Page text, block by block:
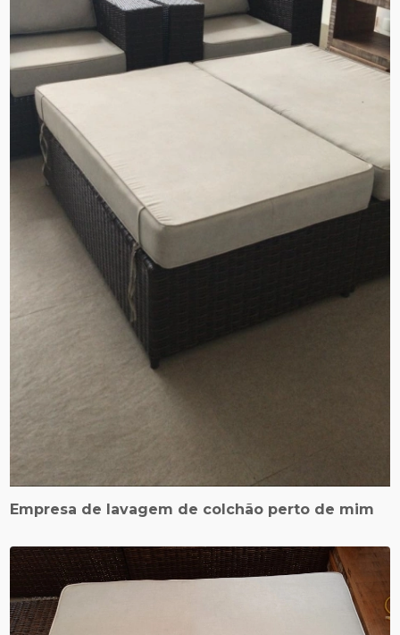
Empresa de lavagem de colchão perto de mim